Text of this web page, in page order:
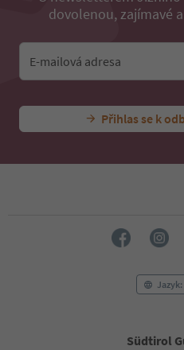
dovolenou, zajímavé
E-mailová adresa
Přihlas se k
Südtirol